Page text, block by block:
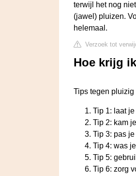
terwijl het nog
(jawel) pluizen.
helemaal.
Verzoek tot
Hoe krijg
Tips tegen pluizig
Tip 1: laat
Tip 2: kam
Tip 3: pas
Tip 4: was
Tip 5:
Tip 6: zorg